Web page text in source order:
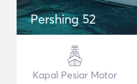
Pershing 52
Kapal Pesiar Motor